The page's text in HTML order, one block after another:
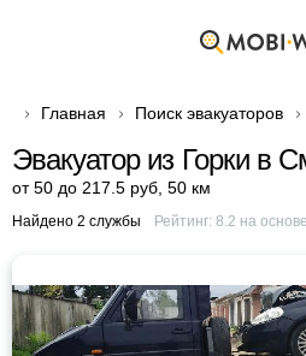
Главная Поиск эвакуаторов
Эвакуатор из Горки в
от 50 до 217.5 руб 50 км
Найдено 2 службы Рейтинг: 8.2 на основе